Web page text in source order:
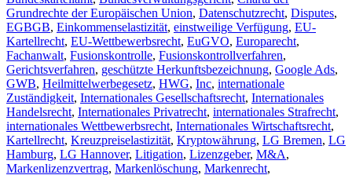
Grundrechte der Europäischen Union, Datenschutzrecht, Disputes,
EGBGB, Einkommenselastizität, einstweilige Verfügung, EU-
Kartellrecht, EU-Wettbewerbsrecht, EuGVO, Europarecht,
Fachanwalt, Fusionskontrolle, Fusionskontrollverfahren,
Gerichtsverfahren, geschützte Herkunftsbezeichnung, Google Ads,
GWB, Heilmittelwerbegesetz, HWG, Inc, internationale
Zuständigkeit, Internationales Gesellschaftsrecht, Internationales
Handelsrecht, Internationales Privatrecht, internationales Strafrecht,
internationales Wettbewerbsrecht, Internationales Wirtschaftsrecht,
Kartellrecht, Kreuzpreiselastizität, Kryptowährung, LG Bremen, LG
Hamburg, LG Hannover, Litigation, Lizenzgeber, M&A,
Markenlizenzvertrag, Markenlöschung, Markenrecht,